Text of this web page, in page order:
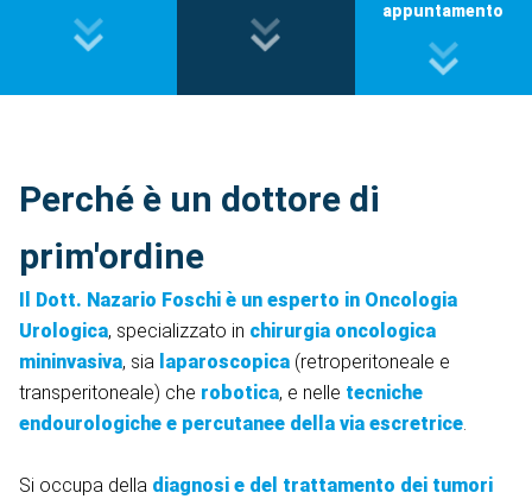
appuntamento
Perché è un dottore di
prim'ordine
Il Dott. Nazario Foschi è un esperto in Oncologia
Urologica, specializzato in chirurgia oncologica
mininvasiva, sia laparoscopica (retroperitoneale e
transperitoneale) che robotica, e nelle tecniche
endourologiche e percutanee della via escretrice.
Si occupa della diagnosi e del trattamento dei tumori